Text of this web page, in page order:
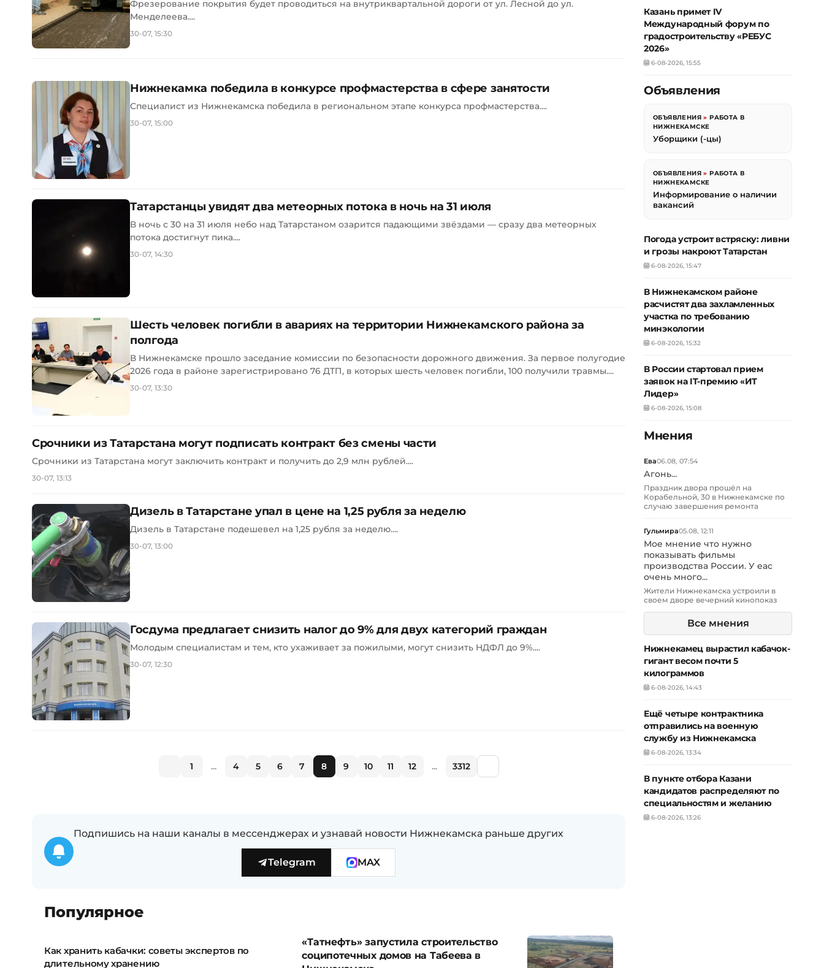
Фрезерование покрытия будет проводиться на внутриквартальной дороги от ул. Лесной до ул.
Менделеева....
30-07, 15:30
Нижнекамка победила в конкурсе профмастерства в сфере занятости
Специалист из Нижнекамска победила в региональном этапе конкурса профмастерства....
30-07, 15:00
Татарстанцы увидят два метеорных потока в ночь на 31 июля
В ночь с 30 на 31 июля небо над Татарстаном озарится падающими звёздами — сразу два метеорных
потока достигнут пика....
30-07, 14:30
Шесть человек погибли в авариях на территории Нижнекамского района за
полгода
В Нижнекамске прошло заседание комиссии по безопасности дорожного движения. За первое полугодие
2026 года в районе зарегистрировано 76 ДТП, в которых шесть человек погибли, 100 получили травмы....
30-07, 13:30
Срочники из Татарстана могут подписать контракт без смены части
Срочники из Татарстана могут заключить контракт и получить до 2,9 млн рублей....
30-07, 13:13
Дизель в Татарстане упал в цене на 1,25 рубля за неделю
Дизель в Татарстане подешевел на 1,25 рубля за неделю....
30-07, 13:00
Госдума предлагает снизить налог до 9% для двух категорий граждан
Молодым специалистам и тем, кто ухаживает за пожилыми, могут снизить НДФЛ до 9%....
30-07, 12:30
1 ... 4 5 6 7 8 9 10 11 12 ... 3312
Подпишись на наши каналы в мессенджерах и узнавай новости Нижнекамска раньше других
Telegram MAX
Популярное
Как хранить кабачки: советы экспертов по
длительному хранению
«Татнефть» запустила строительство
соципотечных домов на Табеева в
Казань примет IV
Международный форум по
градостроительству «РЕБУС
2026»
6-08-2026, 15:55
Объявления
ОБЪЯВЛЕНИЯ »РАБОТА В
НИЖНЕКАМСКЕ
Уборщики (-цы)
ОБЪЯВЛЕНИЯ »РАБОТА В
НИЖНЕКАМСКЕ
Информирование о наличии
вакансий
Погода устроит встряску: ливни
и грозы накроют Татарстан
6-08-2026, 15:47
В Нижнекамском районе
расчистят два захламленных
участка по требованию
минэкологии
6-08-2026, 15:32
В России стартовал прием
заявок на IT-премию «ИТ
Лидер»
6-08-2026, 15:08
Мнения
Ева06.08, 07:54
Агонь...
Праздник двора прошёл на
Корабельной, 30 в Нижнекамске по
случаю завершения ремонта
Гульмира05.08, 12:11
Мое мнение что нужно
показывать фильмы
производства России. У еас
очень много...
Жители Нижнекамска устроили в
своем дворе вечерний кинопоказ
Все мнения
Нижнекамец вырастил кабачок-
гигант весом почти 5
килограммов
6-08-2026, 14:43
Ещё четыре контрактника
отправились на военную
службу из Нижнекамска
6-08-2026, 13:34
В пункте отбора Казани
кандидатов распределяют по
специальностям и желанию
6-08-2026, 13:26